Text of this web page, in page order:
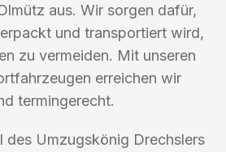
aus. Wir sorgen dafür,
und transportiert wird,
zu vermeiden. Mit unseren
erreichen wir
termingerecht.
des Umzugskönig Drechslers